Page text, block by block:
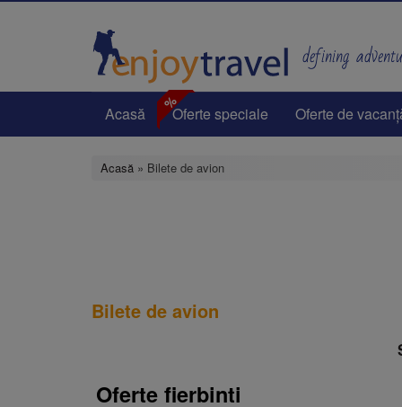
defining
Acasă
%
Oferte speciale Oferte de
Acasă » Bilete de avion
Bilete de avion
Oferte fierbinti